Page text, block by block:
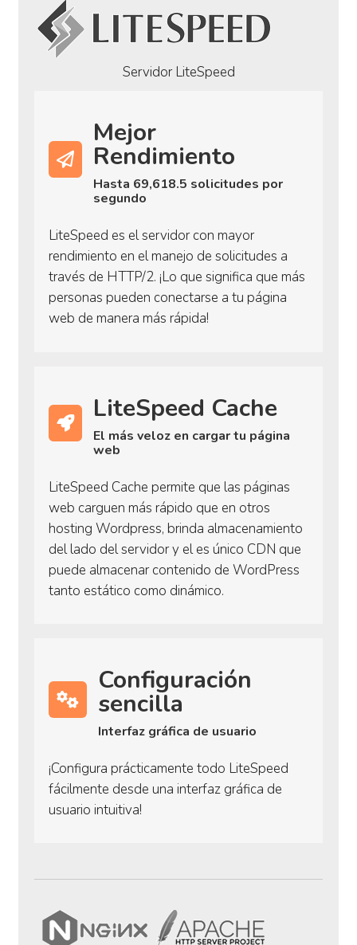
Servidor LiteSpeed
Mejor
Rendimiento
Hasta 69,618.5 solicitudes por
segundo
LiteSpeed es el servidor con mayor
rendimiento en el manejo de solicitudes a
través de HTTP/2. ¡Lo que significa que más
personas pueden conectarse a tu página
web de manera más rápida!
LiteSpeed Cache
El más veloz en cargar tu página
web
LiteSpeed Cache permite que las páginas
web carguen más rápido que en otros
hosting Wordpress, brinda almacenamiento
del lado del servidor y el es único CDN que
puede almacenar contenido de WordPress
tanto estático como dinámico.
Configuración
sencilla
Interfaz gráfica de usuario
¡Configura prácticamente todo LiteSpeed
fácilmente desde una interfaz gráfica de
usuario intuitiva!